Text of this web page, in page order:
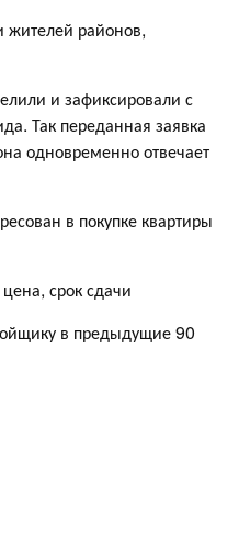
районов,
и зафиксировали с
Так переданная заявка
одновременно отвечает
в покупке квартиры
срок сдачи
в предыдущие 90